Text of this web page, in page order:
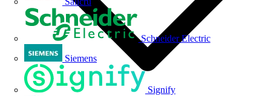
Schneider Electric
Siemens
Signify